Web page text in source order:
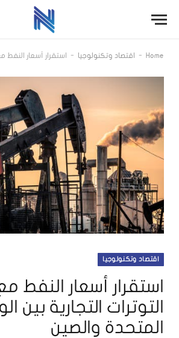
Home
- اقتصاد وتكنولوجيا - استقرار أسعار النفط مع تصاعد
اقتصاد وتكنولوجيا
استقرار أسعار النفط
التوترات التجارية بين
المتحدة والصين